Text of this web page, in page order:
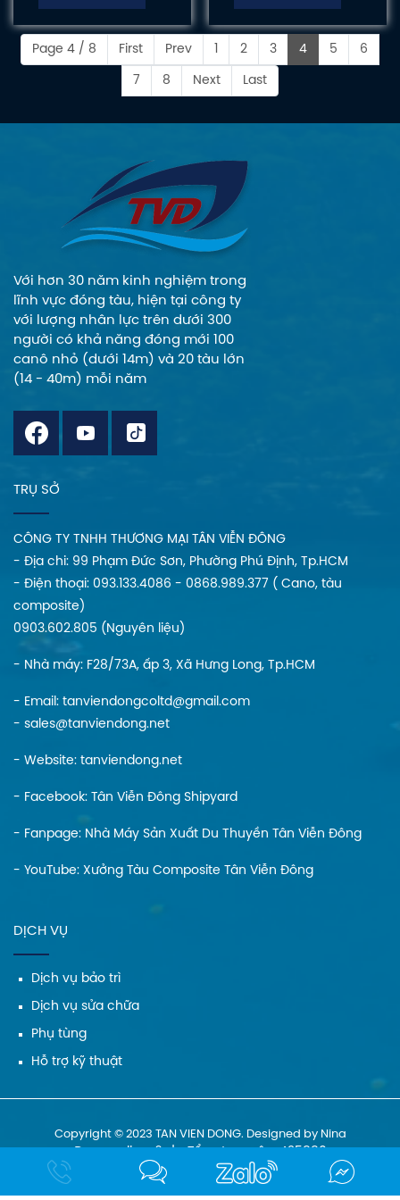
những trải nghiệm
thật êm dịu trên
sóng biển vào dịp
động cơ thủy
Mitsubishi 1032PS,
với sức chứa 174
người. Tàu chở
nhiều tiện ích, ghế
ngồi êm đã tạo sự
khách...
Page 4 / 8 First Prev 1 2 3 4 5 6
7 8 Next Last
Với hơn 30 năm kinh nghiệm trong
lĩnh vực đóng tàu, hiện tại công ty
với lượng nhân lực trên dưới 300
người có khả năng đóng mới 100
canô nhỏ (dưới 14m) và 20 tàu lớn
(14 - 40m) mỗi năm
TRỤ SỞ
CÔNG TY TNHH THƯƠNG MẠI TÂN VIỄN ĐÔNG
- Địa chi: 99 Phạm Đức Sơn, Phường Phú Định, Tp.HCM
- Điện thoại: 093.133.4086 - 0868.989.377 ( Cano, tàu
composite)
0903.602.805 (Nguyên liệu)
- Nhà máy: F28/73A, ấp 3, Xã Hưng Long, Tp.HCM
- Email: tanviendongcoltd@gmail.com
- sales@tanviendong.net
- Website: tanviendong.net
- Facebook: Tân Viễn Đông Shipyard
- Fanpage: Nhà Máy Sản Xuất Du Thuyền Tân Viễn Đông
- YouTube: Xưởng Tàu Composite Tân Viễn Đông
DỊCH VỤ
Dịch vụ bảo trì
Dịch vụ sửa chữa
Phụ tùng
Hỗ trợ kỹ thuật
Copyright © 2023 TAN VIEN DONG. Designed by Nina